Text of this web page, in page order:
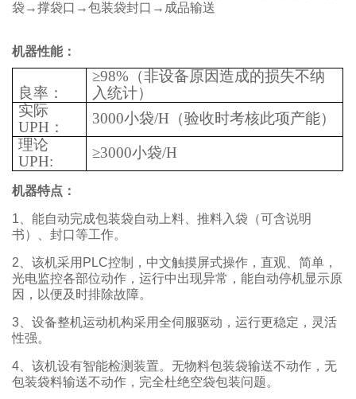
袋→撑袋口→包装袋封口→成品输送
机器性能：
良率：
≥98% （非设备原因造成的损失不纳
入统计）
实际
UPH ：
3000小袋/H （验收时考核此项产能）
理论
UPH:
≥3000小袋/H
机器特点：
1、能自动完成包装袋自动上料、推料入袋（可含说明
书）、封口等工作。
2、该机采用PLC控制，中文触摸屏式操作，直观、简单，
光电监控各部位动作，运行中出现异常，能自动停机显示原
因，以便及时排除故障。
3、设备整机运动机构采用全伺服驱动，运行更稳定，灵活
性强。
4、该机设有智能检测装置。无物料包装袋输送不动作，无
包装袋料输送不动作，完全杜绝空袋包装问题。